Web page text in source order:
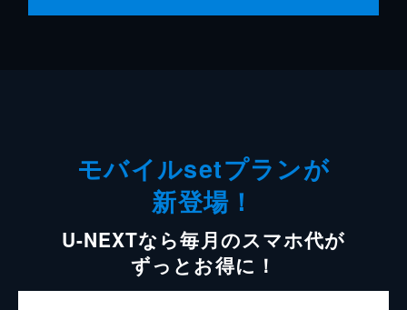
モバイルsetプランが
新登場！
U-NEXTなら毎月のスマホ代が
ずっとお得に！